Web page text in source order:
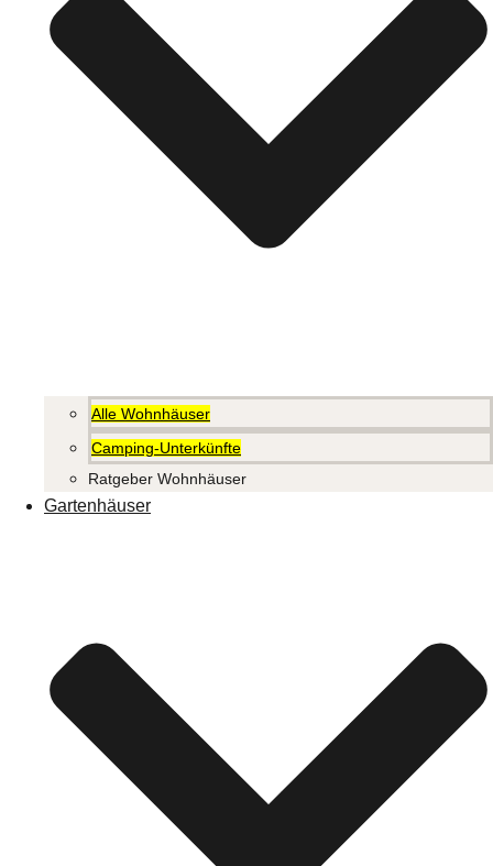
Alle Wohnhäuser
Camping-Unterkünfte
Ratgeber Wohnhäuser
Gartenhäuser